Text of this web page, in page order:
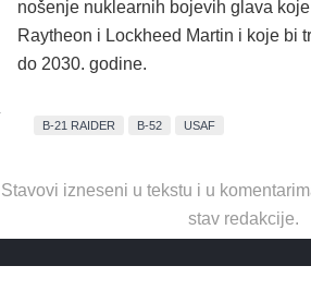
nošenje nuklearnih bojevih glava
Raytheon i Lockheed Martin i koje bi
do 2030. godine.
B-21 RAIDER B-52 USAF
Stavovi izneseni u tekstu i u
stav redakcije.